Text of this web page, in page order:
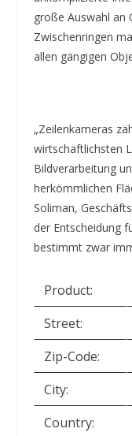
große Auswahl an
Zwischenringen
allen gängigen
„Zeilenkameras
wirtschaftlichsten
Bildverarbeitung
herkömmlichen
Soliman,
der Entscheidung
bestimmt zwar
Product:
Street:
Zip-Code:
City:
Country: